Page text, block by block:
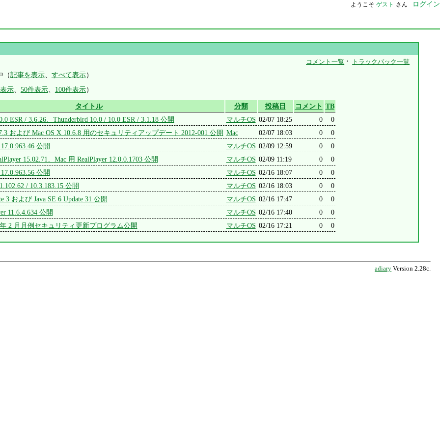
ようこそ ゲスト さん ログイン
コメント一覧 ・ トラックバック一覧
（記事を表示、 すべて表示）
示、 50件表示、 100件表示）
タイトル 分類 投稿日 コメント TB
ESR / 3.6.26、Thunderbird 10.0 / 10.0 ESR / 3.1.18 公開 マルチOS 02/07 18:25 0
0
および Mac OS X 10.6.8 用のセキュリティアップデート 2012-001 公開 Mac 02/07 18:03 0
0
公開 マルチOS 02/09 12:59 0
0
15.02.71、Mac 用 RealPlayer 12.0.0.1703 公開 マルチOS 02/09 11:19 0
0
公開 マルチOS 02/16 18:07 0
0
/ 10.3.183.15 公開 マルチOS 02/16 18:03 0
0
3 および Java SE 6 Update 31 公開 マルチOS 02/16 17:47 0
0
11.6.4.634 公開 マルチOS 02/16 17:40 0
0
2 月月例セキュリティ更新プログラム公開 マルチOS 02/16 17:21 0 0
adiary Version 2.28c.